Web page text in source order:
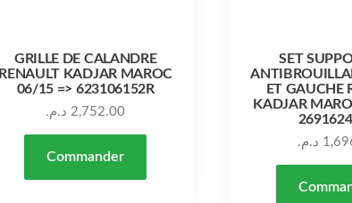
GRILLE DE CALANDRE
RENAULT KADJAR MAROC
06/15 => 623106152R
2,752.00 د.م.
Commander
SET
ET GAUCHE
KADJAR
د.م.